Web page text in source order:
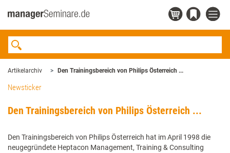
Artikelarchiv Den Trainingsbereich von Philips Österreich ...
Newsticker
Den Trainingsbereich von Philips Österreich ...
Den Trainingsbereich von Philips Österreich hat im April 1998 die
neugegründete Heptacon Management, Training & Consulting